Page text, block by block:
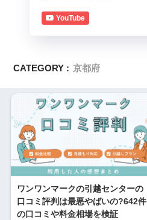
YouTube
CATEGORY : 京都府
ワンワンマークの引越センターの
口コミ評判は最悪やばいの?642件
の口コミや料金相場を検証